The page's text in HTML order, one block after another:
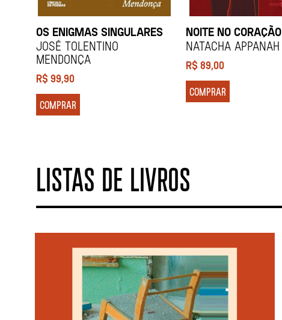
OS ENIGMAS SINGULARES
JOSÉ TOLENTINO
MENDONÇA
R$99,90
COMPRAR
NOITE NO CORAÇÃO
Natacha Appanah
R$89,00
COMPRAR
LISTAS DE LIVROS